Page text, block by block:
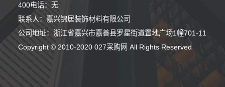
400电话：无
联系人：嘉兴锦居装饰材料有限公司
公司地址：浙江省嘉兴市嘉善县罗星街道置地广场1幢701-11
Copyright © 2010-2020 027采购网 All Rights Reserved
2分钟前 卢女士 正在咨询
10分钟前 王女士 正在咨询